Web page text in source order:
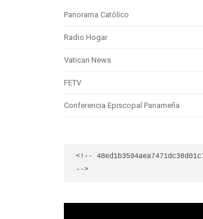
Panorama Católico
Radio Hogar
Vatican News
FETV
Conferencia Episcopal Panameña
<!--
-->